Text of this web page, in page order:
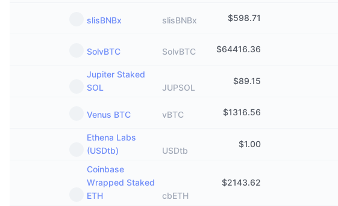
slisBNBx slisBNBx $598.71
SolvBTC SolvBTC $64416.36
Jupiter Staked
SOL
JUPSOL
$89.15
Venus BTC vBTC $1316.56
Ethena Labs
(USDtb)
USDtb
$1.00
Coinbase
Wrapped Staked
ETH
cbETH
$2143.62